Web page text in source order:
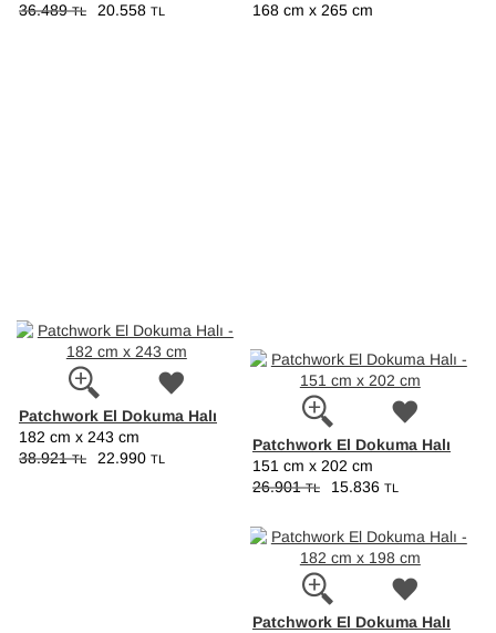
36.489TL 20.558 TL 168 cm x 265 cm
Patchwork El Dokuma Halı
182 cm x 243 cm
38.921TL 22.990 TL
Patchwork El Dokuma Halı
151 cm x 202 cm
26.901TL 15.836 TL
Patchwork El Dokuma Halı